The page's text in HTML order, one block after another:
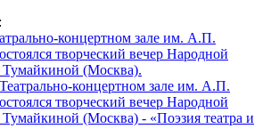
концертном зале им. А.П.
творческий вечер Народной
(Москва) - «Поэзия театра и